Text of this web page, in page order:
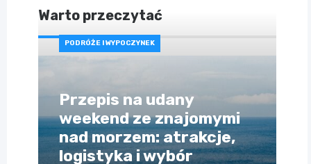
Warto przeczytać
PODRÓŻE I WYPOCZYNEK
Przepis na udany
weekend ze znajomymi
nad morzem: atrakcje,
logistyka i wybór